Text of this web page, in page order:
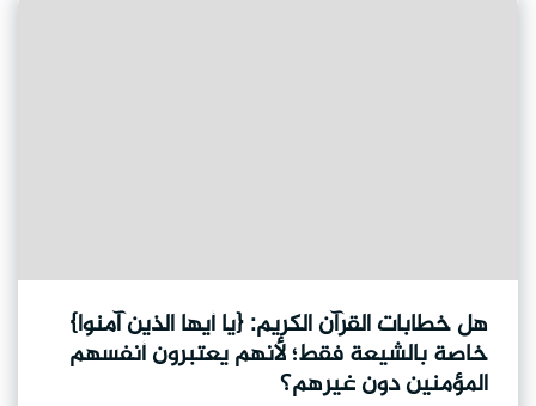
هل خطابات القرآن الكريم: {يا أيها الذين آمنوا}
خاصة بالشيعة فقط؛ لأنهم يعتبرون أنفسهم
المؤمنين دون غيرهم؟